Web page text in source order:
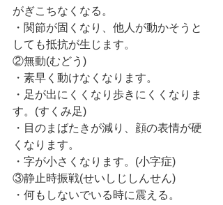
がぎこちなくなる。
・関節が固くなり、他人が動かそうと
しても抵抗が生じます。
②無動(むどう)
・素早く動けなくなります。
・足が出にくくなり歩きにくくなりま
す。(すくみ足)
・目のまばたきが減り、顔の表情が硬
くなります。
・字が小さくなります。(小字症)
③静止時振戦(せいしじしんせん)
・何もしないでいる時に震える。